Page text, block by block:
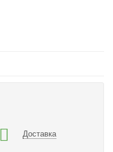
Доставка